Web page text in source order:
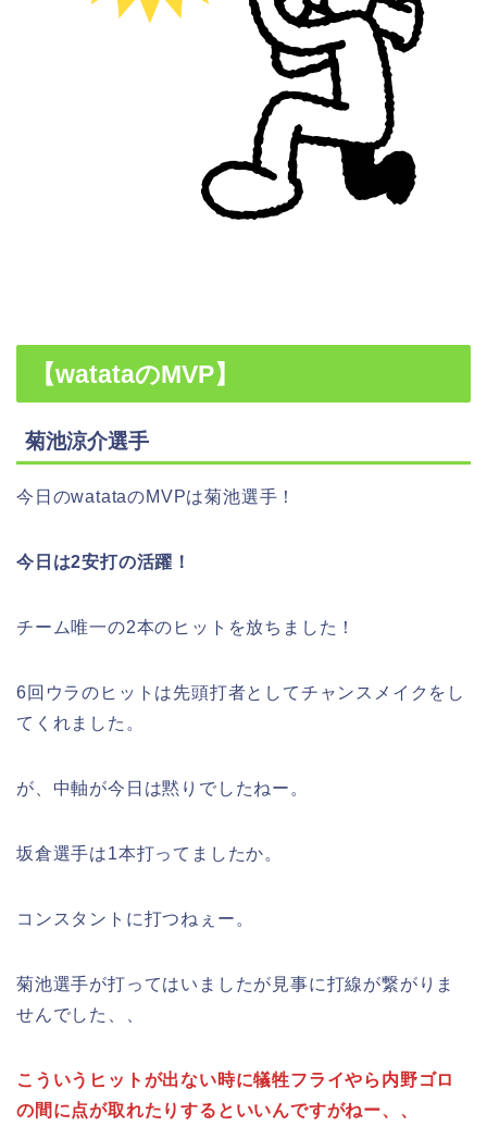
【watataのMVP】
菊池涼介選手
今日のwatataのMVPは菊池選手！
今日は2安打の活躍！
チーム唯一の2本のヒットを放ちました！
6回ウラのヒットは先頭打者としてチャンスメイクをし
てくれました。
が、中軸が今日は黙りでしたねー。
坂倉選手は1本打ってましたか。
コンスタントに打つねぇー。
菊池選手が打ってはいましたが見事に打線が繋がりま
せんでした、、
こういうヒットが出ない時に犠牲フライやら内野ゴロ
の間に点が取れたりするといいんですがねー、、